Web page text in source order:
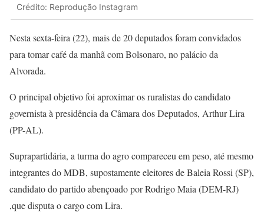
Crédito: Reprodução Instagram
Nesta sexta-feira (22), mais de 20 deputados foram convidados
para tomar café da manhã com Bolsonaro, no palácio da
Alvorada.
O principal objetivo foi aproximar os ruralistas do candidato
governista à presidência da Câmara dos Deputados, Arthur Lira
(PP-AL).
Suprapartidária, a turma do agro compareceu em peso, até mesmo
integrantes do MDB, supostamente eleitores de Baleia Rossi (SP),
candidato do partido abençoado por Rodrigo Maia (DEM-RJ)
,que disputa o cargo com Lira.